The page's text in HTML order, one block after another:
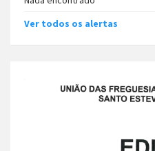
Ver todos os alertas